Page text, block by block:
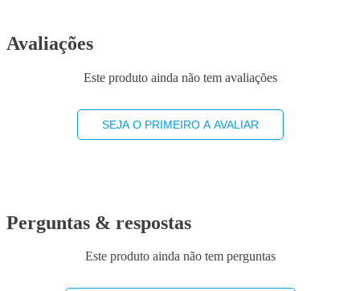
Avaliações
Este produto ainda não tem avaliações
SEJA O PRIMEIRO A AVALIAR
Perguntas & respostas
Este produto ainda não tem perguntas